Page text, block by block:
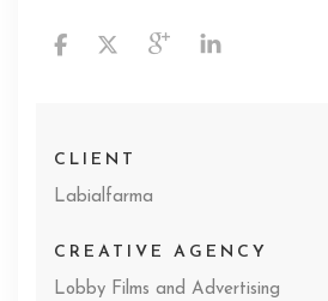
CLIENT
Labialfarma
CREATIVE AGENCY
Lobby Films and Advertising